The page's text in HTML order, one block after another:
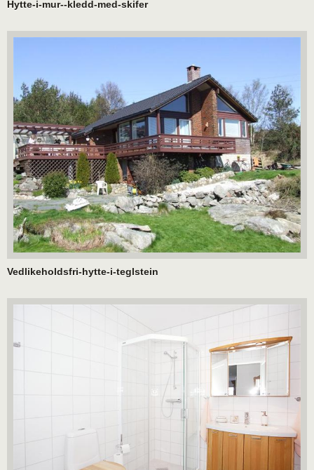
Hytte-i-mur--kledd-med-skifer
Vedlikeholdsfri-hytte-i-teglstein